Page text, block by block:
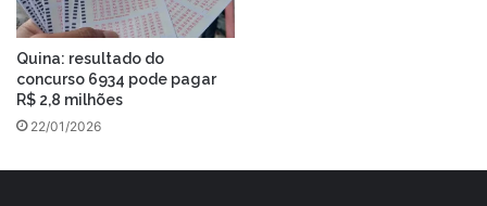
Quina: resultado do
concurso 6934 pode pagar
R$ 2,8 milhões
22/01/2026